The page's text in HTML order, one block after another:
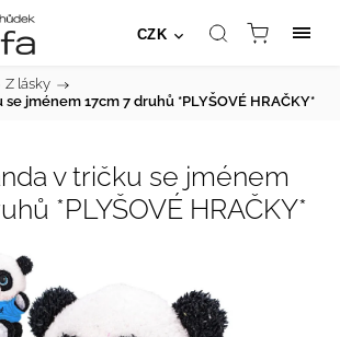
CZK
Z lásky /
se jménem 17cm 7 druhů *PLYŠOVÉ HRAČKY*
v tričku se jménem
*PLYŠOVÉ HRAČKY*